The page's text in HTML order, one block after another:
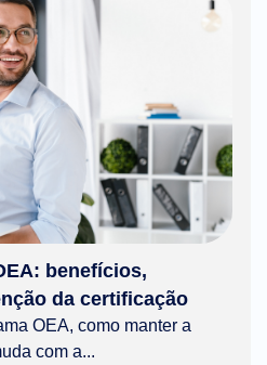
benefícios,
da certificação
OEA, como manter a
com a...